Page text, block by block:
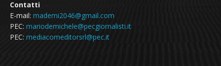
Contatti
E-mail: mademi2046@gmail.com
PEC: mariodemichele@pecgiornalisti.it
PEC: mediacomeditorsrl@pec.it